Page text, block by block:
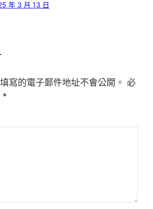
年 3 月 13 日
寫的電子郵件地址不會公開。 必
*